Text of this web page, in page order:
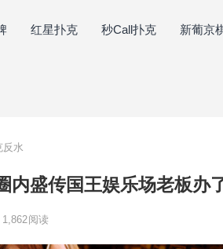
红星扑克 秒Call扑克 新葡京
反水
内盛传国王娱乐场老板办
1,862阅读